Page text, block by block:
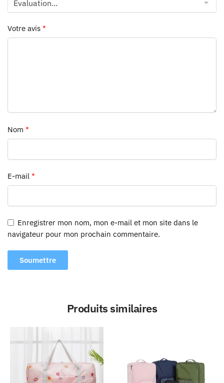
Votre avis *
Nom *
E-mail *
Enregistrer mon nom, mon e-mail et mon site dans le
navigateur pour mon prochain commentaire.
Produits similaires